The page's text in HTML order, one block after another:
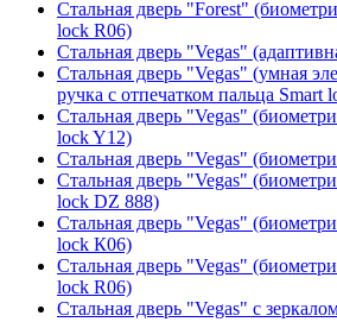
Стальная дверь "Forest"
lock R06)
Стальная дверь "Vegas"
Стальная дверь "Vegas" (умная
ручка с отпечатком пальца Smart
Стальная дверь "Vegas"
lock Y12)
Стальная дверь "Vegas"
Стальная дверь "Vegas"
lock DZ 888)
Стальная дверь "Vegas"
lock К06)
Стальная дверь "Vegas"
lock R06)
Стальная дверь "Vegas" с